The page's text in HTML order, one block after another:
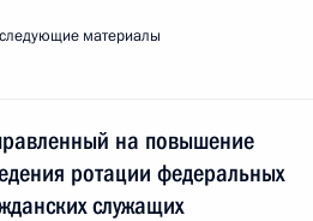
материалы
на повышение
ротации федеральных
служащих